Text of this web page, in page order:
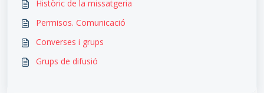
Històric de la missatgeria
Permisos. Comunicació
Converses i grups
Grups de difusió